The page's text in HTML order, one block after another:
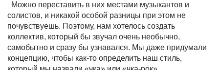
Можно переставить в них местами музыкантов и
солистов, и никакой особой разницы при этом не
почувствуешь. Поэтому, нам хотелось создать
коллектив, который бы звучал очень необычно,
самобытно и сразу бы узнавался. Мы даже придумали
концепцию, чтобы как-то определить наш стиль,